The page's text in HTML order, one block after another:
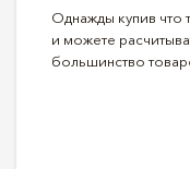
Однажды купив что
и можете
большинство